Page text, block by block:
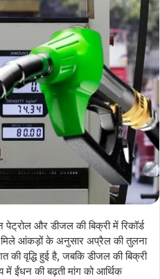
पेट्रोल और डीजल की बिक्री में रिकॉर्ड
मिले आंकड़ों के अनुसार अप्रैल की तुलना
की वृद्धि हुई है, जबकि डीजल की बिक्री
ईंधन की बढ़ती मांग को आर्थिक